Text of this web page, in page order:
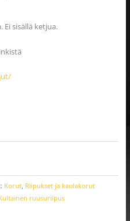
sisällä ketjua.
Korut, Riipukset ja kaulakorut
ruusuriipus